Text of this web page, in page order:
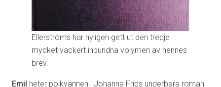
Ellerströms har nyligen gett ut den tredje
mycket vackert inbundna volymen av hennes
brev.
Emil heter pojkvännen i Johanna Frids underbara roman